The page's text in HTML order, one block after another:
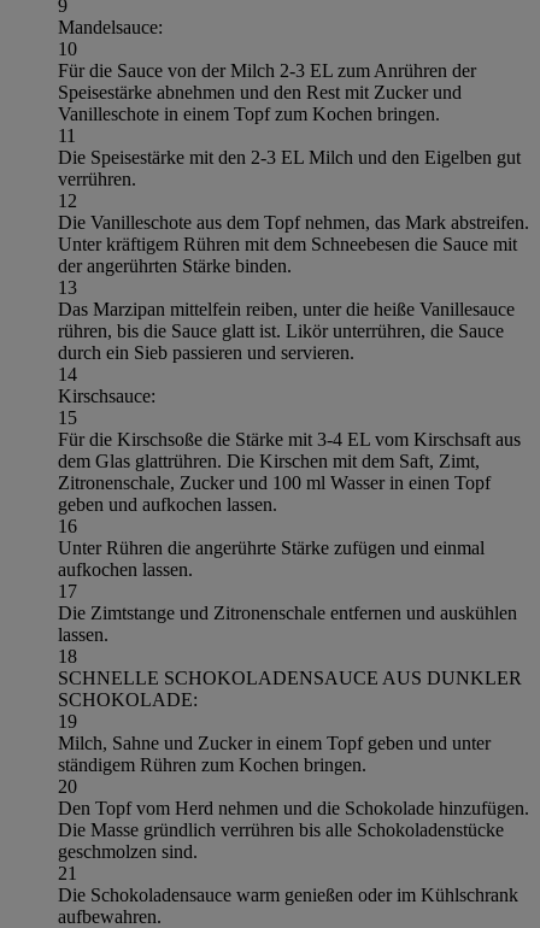
9
Mandelsauce:
10
Für die Sauce von der Milch 2-3 EL zum Anrühren der
Speisestärke abnehmen und den Rest mit Zucker und
Vanilleschote in einem Topf zum Kochen bringen.
11
Die Speisestärke mit den 2-3 EL Milch und den Eigelben gut
verrühren.
12
Die Vanilleschote aus dem Topf nehmen, das Mark abstreifen.
Unter kräftigem Rühren mit dem Schneebesen die Sauce mit
der angerührten Stärke binden.
13
Das Marzipan mittelfein reiben, unter die heiße Vanillesauce
rühren, bis die Sauce glatt ist. Likör unterrühren, die Sauce
durch ein Sieb passieren und servieren.
14
Kirschsauce:
15
Für die Kirschsoße die Stärke mit 3-4 EL vom Kirschsaft aus
dem Glas glattrühren. Die Kirschen mit dem Saft, Zimt,
Zitronenschale, Zucker und 100 ml Wasser in einen Topf
geben und aufkochen lassen.
16
Unter Rühren die angerührte Stärke zufügen und einmal
aufkochen lassen.
17
Die Zimtstange und Zitronenschale entfernen und auskühlen
lassen.
18
SCHNELLE SCHOKOLADENSAUCE AUS DUNKLER
SCHOKOLADE:
19
Milch, Sahne und Zucker in einem Topf geben und unter
ständigem Rühren zum Kochen bringen.
20
Den Topf vom Herd nehmen und die Schokolade hinzufügen.
Die Masse gründlich verrühren bis alle Schokoladenstücke
geschmolzen sind.
21
Die Schokoladensauce warm genießen oder im Kühlschrank
aufbewahren.